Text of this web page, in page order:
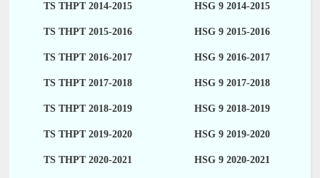
TS THPT 2014-2015 HSG 9 2014-2015
TS THPT 2015-2016 HSG 9 2015-2016
TS THPT 2016-2017 HSG 9 2016-2017
TS THPT 2017-2018 HSG 9 2017-2018
TS THPT 2018-2019 HSG 9 2018-2019
TS THPT 2019-2020 HSG 9 2019-2020
TS THPT 2020-2021 HSG 9 2020-2021